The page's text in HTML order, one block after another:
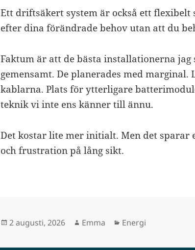
Ett driftsäkert system är också ett flexibelt
efter dina förändrade behov utan att du
Faktum är att de bästa installationerna jag
gemensamt. De planerades med
kablarna. Plats för ytterligare
teknik vi inte ens känner till ännu.
Det kostar lite mer initialt. Men det sparar
och frustration på lång sikt.
Postat
2 augusti, 2026 Författare
Emma Kategorier
Energi